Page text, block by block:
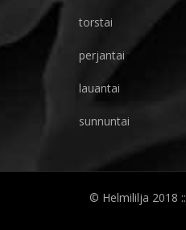
torstai
perjantai
lauantai
sunnuntai
© Helmililja 2018 ::